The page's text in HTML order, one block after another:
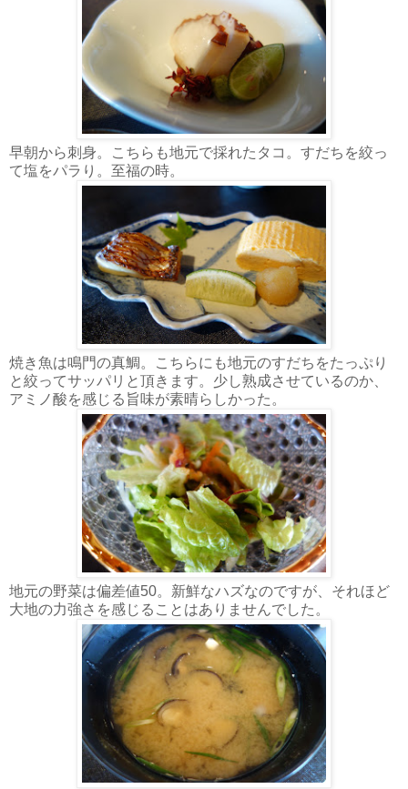
早朝から刺身。こちらも地元で採れたタコ。すだちを絞っ
て塩をパラり。至福の時。
焼き魚は鳴門の真鯛。こちらにも地元のすだちをたっぷり
と絞ってサッパリと頂きます。少し熟成させているのか、
アミノ酸を感じる旨味が素晴らしかった。
地元の野菜は偏差値50。新鮮なハズなのですが、それほど
大地の力強さを感じることはありませんでした。